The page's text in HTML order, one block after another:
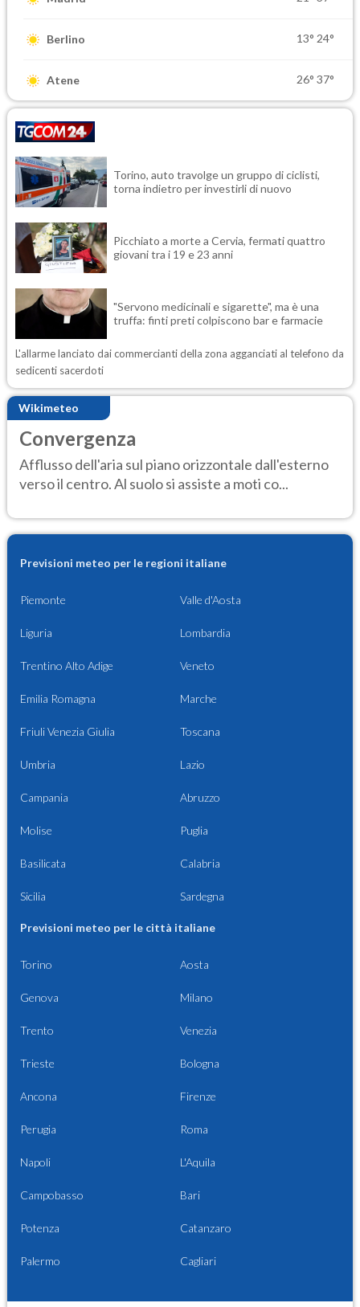
Berlino 13° 24°
Atene 26° 37°
Torino, auto travolge un gruppo di ciclisti,
torna indietro per investirli di nuovo
Picchiato a morte a Cervia, fermati quattro
giovani tra i 19 e 23 anni
"Servono medicinali e sigarette", ma è una
truffa: finti preti colpiscono bar e farmacie
L'allarme lanciato dai commercianti della zona agganciati al telefono da
sedicenti sacerdoti
Wikimeteo
Convergenza
Afflusso dell'aria sul piano orizzontale dall'esterno
verso il centro. Al suolo si assiste a moti co...
Previsioni meteo per le regioni italiane
Piemonte Valle d'Aosta
Liguria Lombardia
Trentino Alto Adige Veneto
Emilia Romagna Marche
Friuli Venezia Giulia Toscana
Umbria Lazio
Campania Abruzzo
Molise Puglia
Basilicata Calabria
Sicilia Sardegna
Previsioni meteo per le città italiane
Torino Aosta
Genova Milano
Trento Venezia
Trieste Bologna
Ancona Firenze
Perugia Roma
Napoli L'Aquila
Campobasso Bari
Potenza Catanzaro
Palermo Cagliari